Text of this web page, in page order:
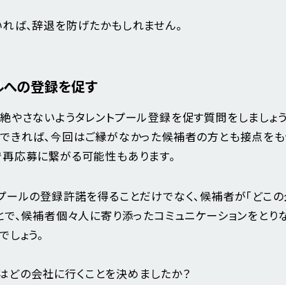
ば、辞退を防げたかもしれません。
の登録を促す
やさないようタレントプール登録を促す質問をしましょ
きれば、今回はご縁がなかった候補者の方とも接点を
応募に繋がる可能性もあります。
ールの登録許諾を得ることだけでなく、候補者が「どこの
で、候補者個々人に寄り添ったコミュニケーションをと
ょう。
の会社に行くことを決めましたか？